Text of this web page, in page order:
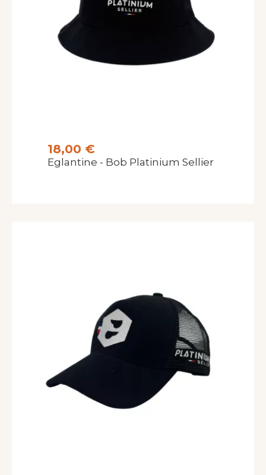
18,00 €
Eglantine - Bob Platinium Sellier